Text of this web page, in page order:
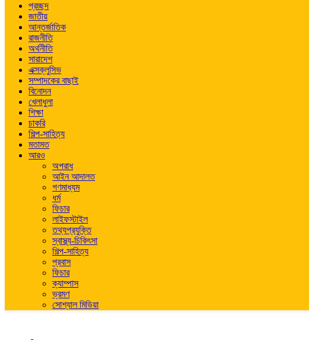
প্রচ্ছদ
জাতীয়
আন্তর্জাতিক
রাজনীতি
অর্থনীতি
সারাদেশ
এক্সক্লুসিভ
সম্পাদকের বাছাই
বিনোদন
খেলাধুলা
শিক্ষা
চাকরি
শিল্প-সাহিত্য
মতামত
আরও
অপরাধ
আইন আদালত
গণমাধ্যম
ধর্ম
ফিচার
লাইফস্টাইল
তথ্যপ্রযুক্তি
স্বাস্থ্য-চিকিৎসা
শিল্প-সাহিত্য
প্রবাস
ফিচার
ক্যাম্পাস
ভ্রমণ
সোশ্যাল মিডিয়া